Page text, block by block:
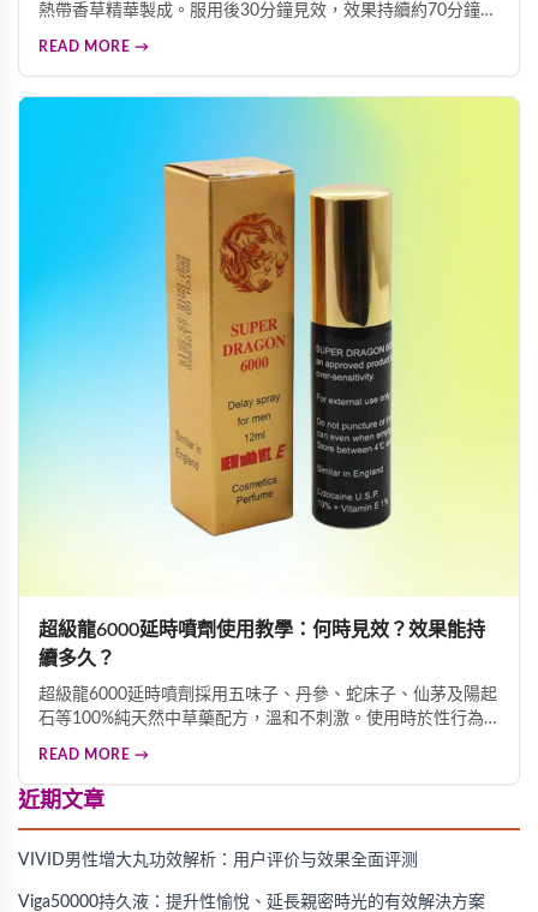
熱帶香草精華製成。服用後30分鐘見效，效果持續約70分鐘且
READ MORE →
超級龍6000延時噴劑使用教學：何時見效？效果能持
續多久？
超級龍6000延時噴劑採用五味子、丹參、蛇床子、仙茅及陽起
石等100%純天然中草藥配方，溫和不刺激。使用時於性行為
無任何副作用，是改善早洩、提升親密體驗的優質選擇。
READ MORE →
近期文章
VIVID男性增大丸功效解析：用户评价与效果全面评测
Viga50000持久液：提升性愉悅、延長親密時光的有效解決方案